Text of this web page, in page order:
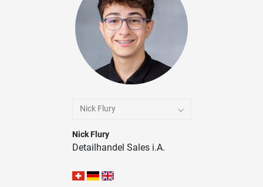
Nick Flury
Nick Flury
Detailhandel Sales i.A.